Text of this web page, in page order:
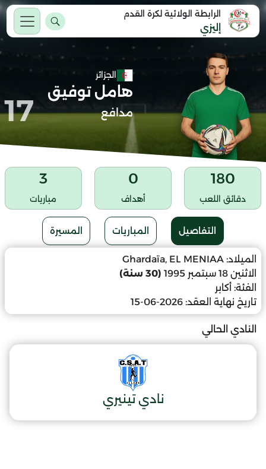
الرابطة الولائية لكرة القدم
إليزي
الجزائر
هامل توفيق
مدافع 17
180
دقائق اللعب
0
أهداف
3
مباريات
التفاصيل المباريات المسيرة
الميلاد: Ghardaïa, EL MENIAA
الاثنين 18 سبتمبر 1995
(30 سنة)
الفئة: أكابر
تاريخ نهاية العقد: 2026-06-15
النادي الحالي
نادي تينيري